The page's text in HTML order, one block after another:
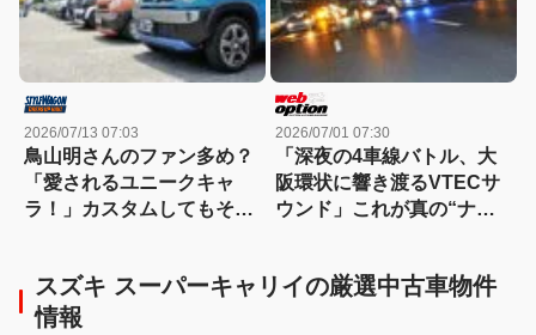
2026/07/13 07:03
鳥山明さんのファン多め？
「愛されるユニークキャ
ラ！」カスタムしてもその
2026/07/01 07:30
「深夜の4車線バトル、大
阪環状に響き渡るVTECサ
ウンド」これが真の“ナニ
スズキ スーパーキャリイの厳選中古車物件
情報